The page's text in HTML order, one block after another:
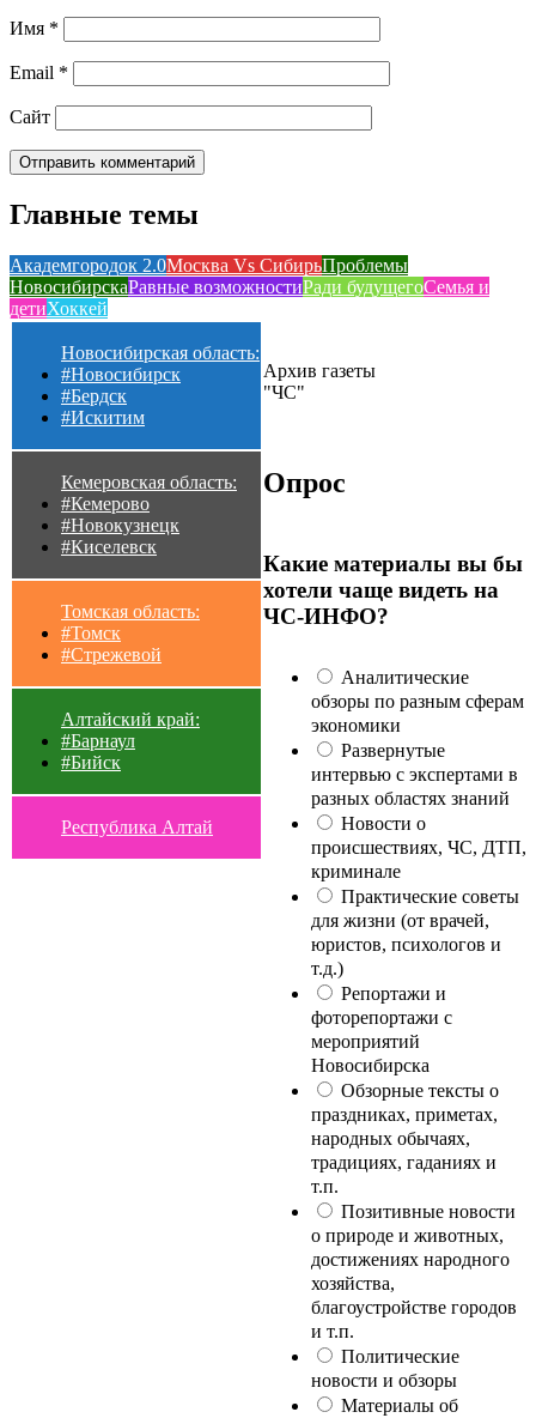
Имя *
Email *
Сайт
Главные темы
Академгородок 2.0Москва Vs СибирьПроблемы
НовосибирскаРавные возможностиРади будущегоСемья и
детиХоккей
Новосибирская область:
#Новосибирск
#Бердск
#Искитим
Кемеровская область:
#Кемерово
#Новокузнецк
#Киселевск
Томская область:
#Томск
#Стрежевой
Алтайский край:
#Барнаул
#Бийск
Республика Алтай
Архив газеты
"ЧС"
Опрос
Какие материалы вы бы
хотели чаще видеть на
ЧС-ИНФО?
Аналитические
обзоры по разным сферам
экономики
Развернутые
интервью с экспертами в
разных областях знаний
Новости о
происшествиях, ЧС, ДТП,
криминале
Практические советы
для жизни (от врачей,
юристов, психологов и
т.д.)
Репортажи и
фоторепортажи с
мероприятий
Новосибирска
Обзорные тексты о
праздниках, приметах,
народных обычаях,
традициях, гаданиях и
т.п.
Позитивные новости
о природе и животных,
достижениях народного
хозяйства,
благоустройстве городов
и т.п.
Политические
новости и обзоры
Материалы об